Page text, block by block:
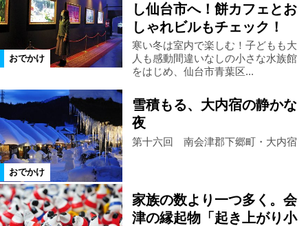
浜通りエリア 新潟県 三島町
会津エリア 南相馬市 いわき市
柳津町 金山町 昭和村
南会津町 只見町
下郷町 会津若松市 三春町
おでかけ
し仙台市へ！餅カフェとお
しゃれビルもチェック！
寒い冬は室内で楽しむ！子どもも大
人も感動間違いなしの小さな水族館
をはじめ、仙台市青葉区...
おでかけ
雪積もる、大内宿の静かな
夜
第十六回 南会津郡下郷町・大内宿
家族の数より一つ多く。会
津の縁起物「起き上がり小